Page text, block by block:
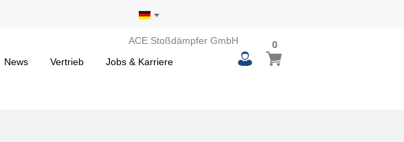
ACE Stoßdämpfer GmbH
News Vertrieb Jobs & Karriere
Mein Warenkorb
00
items